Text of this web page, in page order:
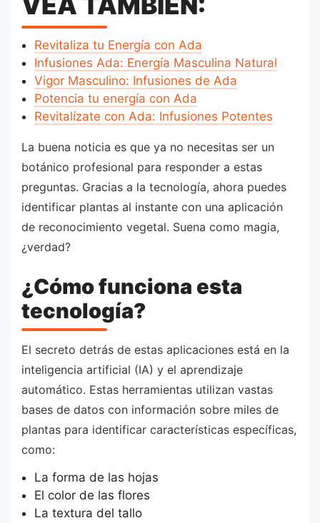
Revitaliza tu Energía con Ada
Infusiones Ada: Energía Masculina Natural
Vigor Masculino: Infusiones de Ada
Potencia tu energía con Ada
Revitalízate con Ada: Infusiones Potentes
La buena noticia es que ya no necesitas ser un
botánico profesional para responder a estas
preguntas. Gracias a la tecnología, ahora puedes
identificar plantas al instante con una aplicación
de reconocimiento vegetal. Suena como magia,
¿verdad?
¿Cómo funciona esta
tecnología?
El secreto detrás de estas aplicaciones está en la
inteligencia artificial (IA) y el aprendizaje
automático. Estas herramientas utilizan vastas
bases de datos con información sobre miles de
plantas para identificar características específicas,
como:
La forma de las hojas
El color de las flores
La textura del tallo